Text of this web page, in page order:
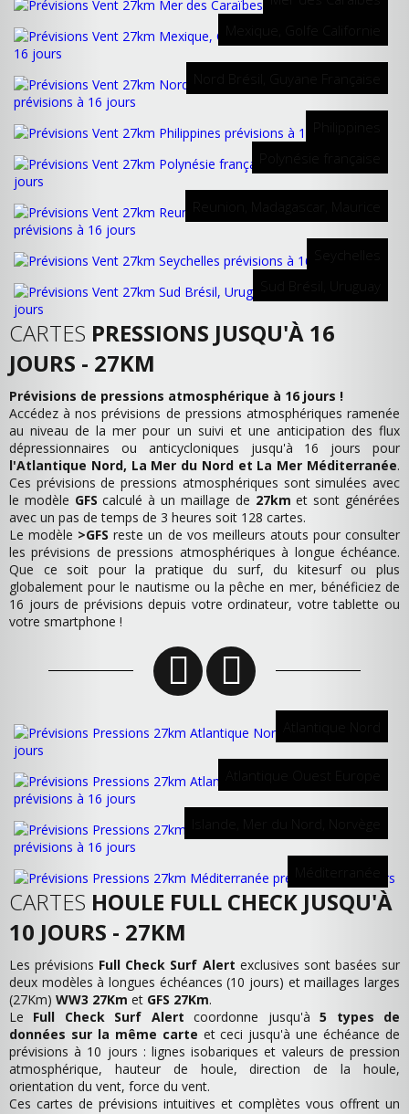
CARTES PRESSIONS JUSQU'À 16
JOURS - 27KM
Prévisions de pressions atmosphérique à 16 jours !
Accédez à nos prévisions de pressions atmosphériques ramenée
au niveau de la mer pour un suivi et une anticipation des flux
dépressionnaires ou anticycloniques jusqu'à 16 jours pour
l'Atlantique Nord, La Mer du Nord et La Mer Méditerranée.
Ces prévisions de pressions atmosphériques sont simulées avec
le modèle GFS calculé à un maillage de 27km et sont générées
avec un pas de temps de 3 heures soit 128 cartes.
Le modèle >GFS reste un de vos meilleurs atouts pour consulter
les prévisions de pressions atmosphériques à longue échéance.
Que ce soit pour la pratique du surf, du kitesurf ou plus
globalement pour le nautisme ou la pêche en mer, bénéficiez de
16 jours de prévisions depuis votre ordinateur, votre tablette ou
votre smartphone !
CARTES HOULE FULL CHECK JUSQU'À
10 JOURS - 27KM
Les prévisions Full Check Surf Alert exclusives sont basées sur
deux modèles à longues échéances (10 jours) et maillages larges
(27Km) WW3 27Km et GFS 27Km.
Le Full Check Surf Alert coordonne jusqu'à5 types de
données sur la même carte et ceci jusqu'à une échéance de
prévisions à 10 jours : lignes isobariques et valeurs de pression
atmosphérique, hauteur de houle, direction de la houle,
orientation du vent, force du vent.
Ces cartes de prévisions intuitives et complètes vous offrent un